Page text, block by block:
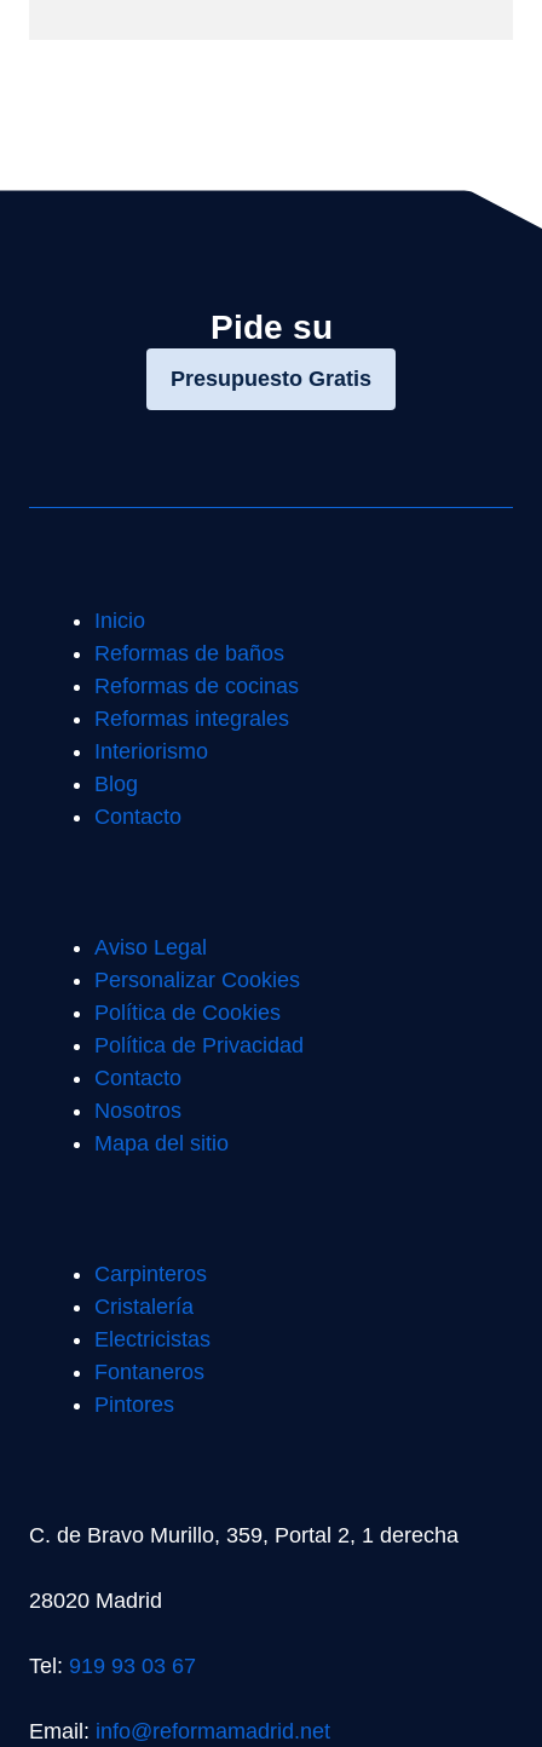
Pide su
Presupuesto Gratis
Inicio
Reformas de baños
Reformas de cocinas
Reformas integrales
Interiorismo
Blog
Contacto
Aviso Legal
Personalizar Cookies
Política de Cookies
Política de Privacidad
Contacto
Nosotros
Mapa del sitio
Carpinteros
Cristalería
Electricistas
Fontaneros
Pintores
C. de Bravo Murillo, 359, Portal 2, 1 derecha
28020 Madrid
Tel: 919 93 03 67
Email: info@reformamadrid.net